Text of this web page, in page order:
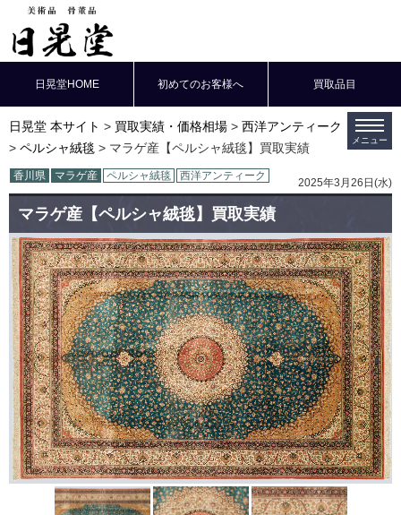
日晃堂HOME 初めてのお客様へ 買取品目
日晃堂 本サイト 買取実績・価格相場
西洋アンティーク
ペルシャ絨毯
マラゲ産【ペルシャ絨毯】買取実績
香川県 マラゲ産 ペルシャ絨毯 西洋アンティーク
2025年3月26日(水)
マラゲ産【ペルシャ絨毯】買取実績